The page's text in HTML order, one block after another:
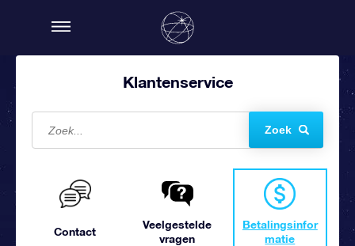
Klantenservice
Zoek
Contact
Veelgestelde
vragen
Betalingsinfor
matie